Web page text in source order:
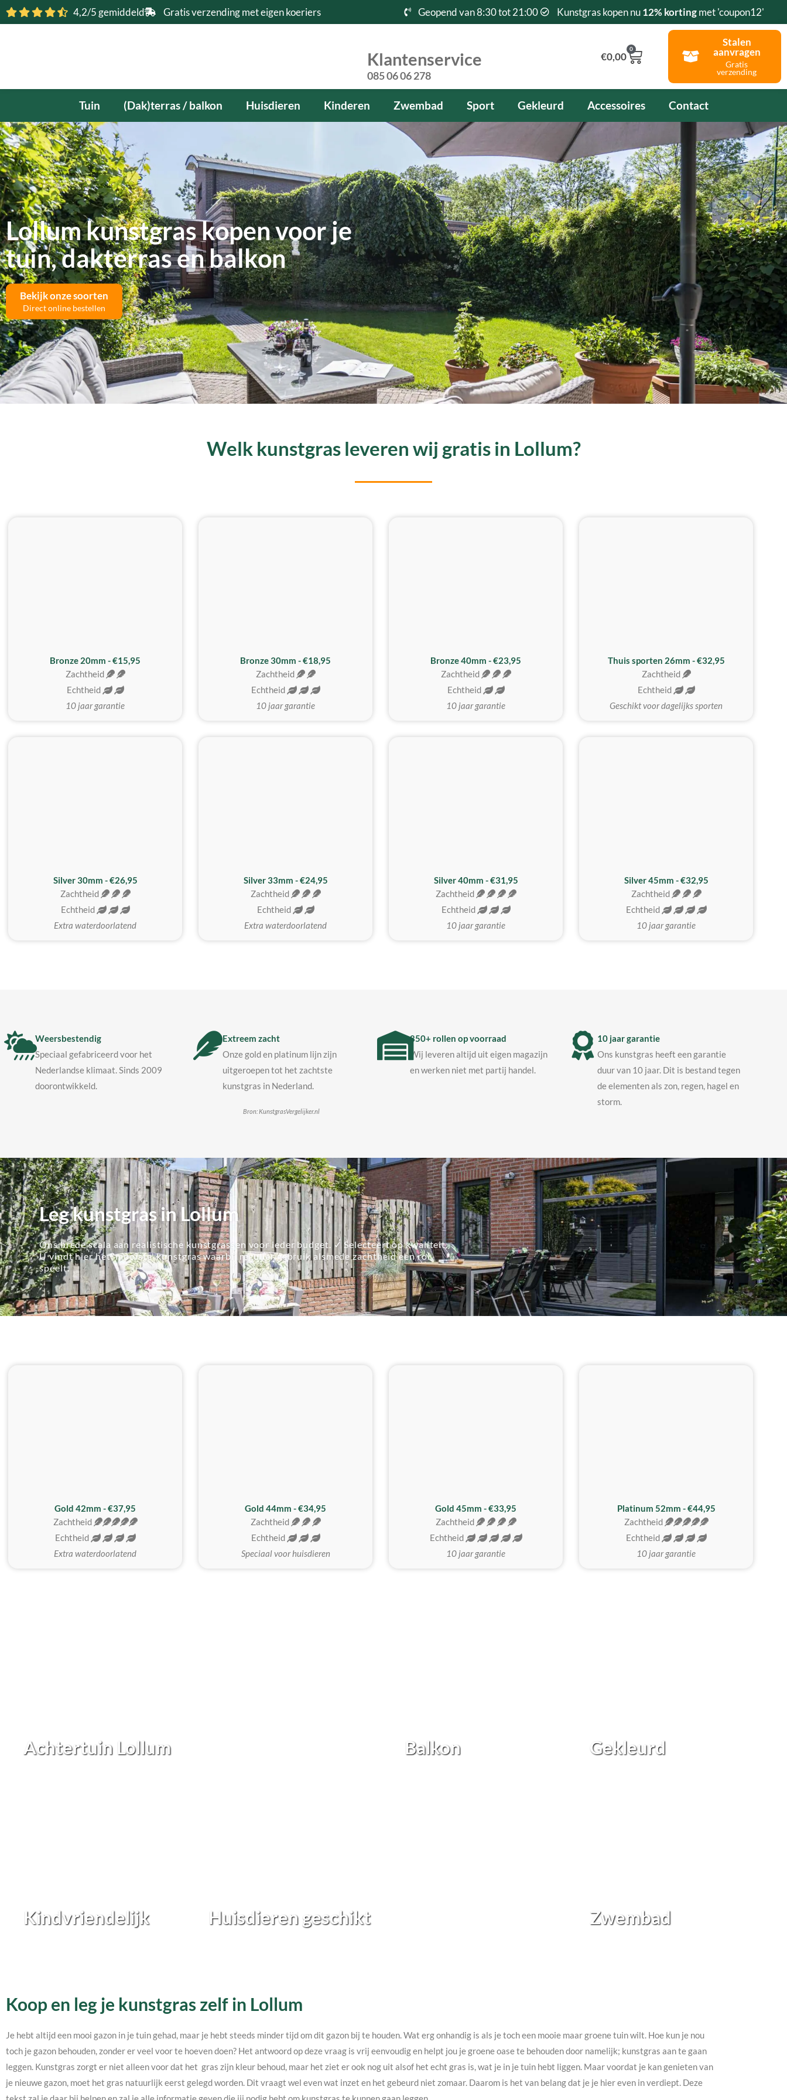
Ga
naar
4,2/5 gemiddeld Gratis verzending met eigen koeriers Geopend van 8:30 tot 21:00 Kunstgras kopen nu12% kortingmet 'coupon12'
Klantenservice
085 06 06 278
€0,00
0
Winkelwagen
Stalen
aanvragen
Gratis
verzending
Tuin (Dak)terras / balkon Huisdieren Kinderen Zwembad Sport Gekleurd Accessoires Contact
Lollum kunstgras kopen voor je
tuin, dakterras en balkon
Bekijk onze soorten
Direct online bestellen
Welk kunstgras leveren wij gratis in Lollum?
Bronze 20mm - €15,95
Zachtheid
Echtheid
10 jaar garantie
Bronze 30mm - €18,95
Zachtheid
Echtheid
10 jaar garantie
Bronze 40mm - €23,95
Zachtheid
Echtheid
10 jaar garantie
Thuis sporten 26mm - €32,95
Zachtheid
Echtheid
Geschikt voor dagelijks sporten
Silver 30mm - €26,95
Zachtheid
Echtheid
Extra waterdoorlatend
Silver 33mm - €24,95
Zachtheid
Echtheid
Extra waterdoorlatend
Silver 40mm - €31,95
Zachtheid
Echtheid
10 jaar garantie
MEEST GEKOZEN
Silver 45mm - €32,95
Zachtheid
Echtheid
10 jaar garantie
Weersbestendig
Speciaal gefabriceerd voor het
Nederlandse klimaat. Sinds 2009
doorontwikkeld.
Extreem zacht
Onze gold en platinum lijn zijn
uitgeroepen tot het zachtste
kunstgras in Nederland.
Bron: KunstgrasVergelijker.nl
850+ rollen op voorraad
Wij leveren altijd uit eigen magazijn
en werken niet met partij handel.
10 jaar garantie
Ons kunstgras heeft een garantie
duur van 10 jaar. Dit is bestand tegen
de elementen als zon, regen, hagel en
storm.
Leg kunstgras in Lollum
Ons brede scala aan realistische kunstgrassen voor ieder budget. ✓ Selecteert op kwaliteit.
U vindt hier het 'mooiste' kunstgras waarbij regulier gebruik alsmede zachtheid een rol
speelt.
Gold 42mm - €37,95
Zachtheid
Echtheid
Extra waterdoorlatend
Gold 44mm - €34,95
Zachtheid
Echtheid
Speciaal voor huisdieren
Gold 45mm - €33,95
Zachtheid
Echtheid
10 jaar garantie
Platinum 52mm - €44,95
Zachtheid
Echtheid
10 jaar garantie
Achtertuin Lollum Balkon Gekleurd
Kindvriendelijk Huisdieren geschikt Zwembad
Koop en leg je kunstgras zelf in Lollum
Je hebt altijd een mooi gazon in je tuin gehad, maar je hebt steeds minder tijd om dit gazon bij te houden. Wat erg onhandig is als je toch een mooie maar groene tuin wilt. Hoe kun je nou
toch je gazon behouden, zonder er veel voor te hoeven doen? Het antwoord op deze vraag is vrij eenvoudig en helpt jou je groene oase te behouden door namelijk; kunstgras aan te gaan
leggen. Kunstgras zorgt er niet alleen voor dat het gras zijn kleur behoud, maar het ziet er ook nog uit alsof het echt gras is, wat je in je tuin hebt liggen. Maar voordat je kan genieten van
je nieuwe gazon, moet het gras natuurlijk eerst gelegd worden. Dit vraagt wel even wat inzet en het gebeurd niet zomaar. Daarom is het van belang dat je je hier even in verdiept. Deze